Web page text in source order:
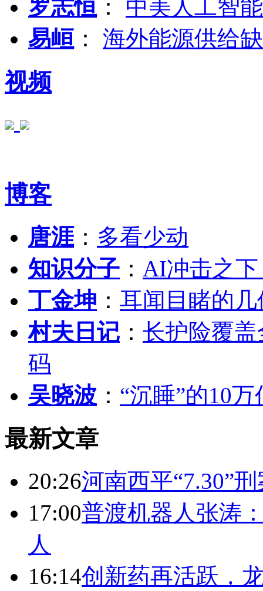
罗志恒 ： 中美人工智
易峘 ： 海外能源供给
视频
博客
唐涯： 多看少动
知识分子 ： AI冲击之
丁金坤 ： 耳闻目睹的
村夫日记 ： 长护险覆
码
吴晓波 ： “沉睡”的10
最新文章
20:26河南西平“7.30”
17:00普渡机器人张涛
人
16:14创新药再活跃，